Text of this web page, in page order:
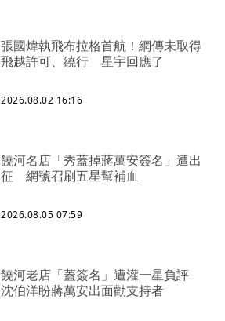
張國煒執飛布拉格首航！網傳未取得
飛越許可、繞行 星宇回應了
2026.08.02 16:16
饒河名店「秀蓋掉蔣萬安簽名」遭出
征 網號召刷五星幫補血
2026.08.05 07:59
饒河老店「蓋簽名」遭灌一星負評
沈伯洋盼蔣萬安出面勸支持者